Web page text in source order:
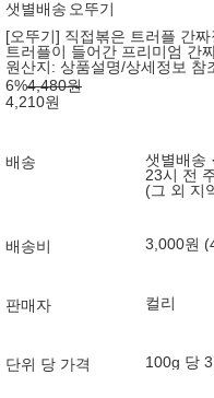
샛별배송 오뚜기
[오뚜기] 직접볶은 트러플 간
트러플이 들어간 프리미엄 간
원산지: 상품설명/상세정보 참
6%4,480원
4,210원
배송
샛별배송
23시 전
(그 외 지
배송비 3,000원
판매자 컬리
단위 당 가격 100g 당